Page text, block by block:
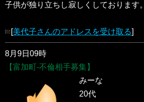
子供が独り立ちし寂しくしております。
[美代子さんのアドレスを受け取る]
8月9日09時
【富加町-不倫相手募集】
みーな
20代